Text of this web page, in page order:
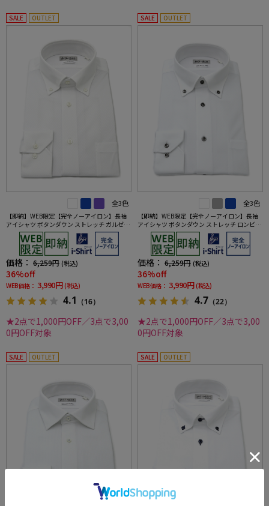
SALE OUTLET
全3色
【即納】WEB限定【完全ノーアイロン】長袖
アイシャツ ボタンダウン ストレッチ ガルゼ柄
i-shirt ワイシャツ 通年
価格： 6,259円 (税込)
36%off
WEB価格： 3,990円 (税込)
4.1 （16）
★2点で1,000円OFF／3点で3,00
0円OFF対象
SALE OUTLET
全3色
【即納】WEB限定【完全ノーアイロン】長袖
アイシャツ ボタンダウン ストレッチ ロンビッ
ク柄 i-shirt ワイシャツ 通年
価格： 6,259円 (税込)
36%off
WEB価格： 3,990円 (税込)
4.7 （22）
★2点で1,000円OFF／3点で3,00
0円OFF対象
SALE OUTLET SALE OUTLET